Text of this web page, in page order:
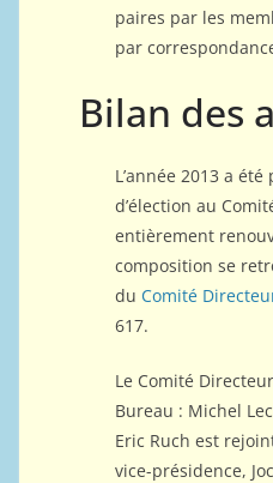
paires par les
par
Bilan des
L’année 2013 a été
d’élection au
entièrement
composition se
duComité
617.
Le Comité
Bureau : Michel
Eric Ruch est
vice-présidence,